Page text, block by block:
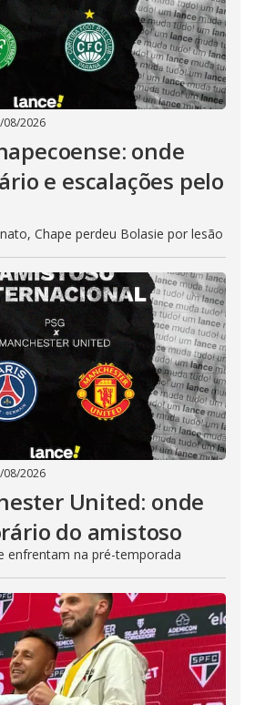
08/2026
onde
e escalações pelo
Chape perdeu Bolasie por lesão
08/2026
United: onde
do amistoso
enfrentam na pré-temporada